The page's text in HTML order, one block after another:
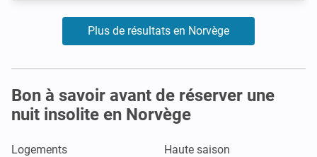
Plus de résultats en Norvège
Bon à savoir avant de réserver une
nuit insolite en Norvège
Logements Haute saison